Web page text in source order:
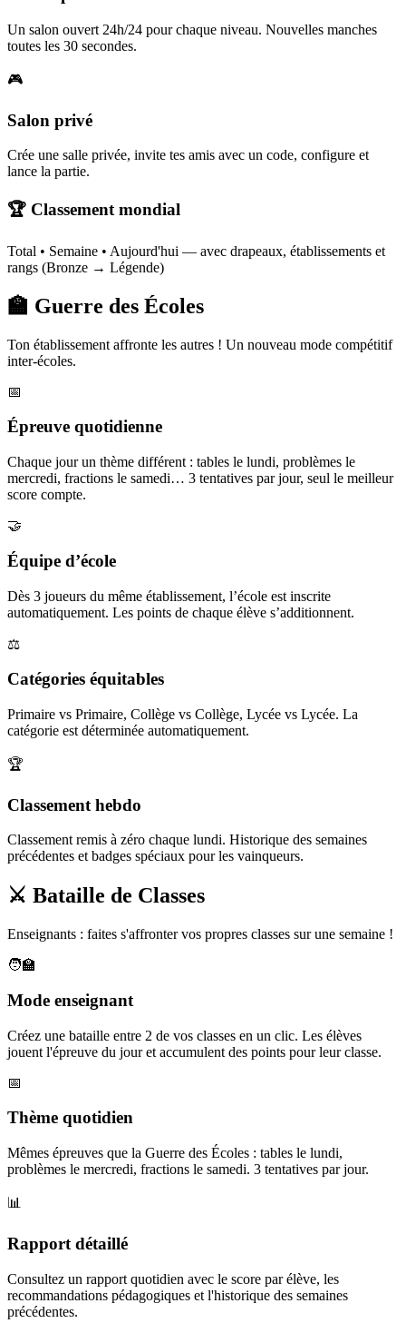
Un salon ouvert 24h/24 pour chaque niveau. Nouvelles manches
toutes les 30 secondes.
🎮
Salon privé
Crée une salle privée, invite tes amis avec un code, configure et
lance la partie.
🏆 Classement mondial
Total • Semaine • Aujourd'hui — avec drapeaux, établissements et
rangs (Bronze → Légende)
🏫 Guerre des Écoles
Ton établissement affronte les autres ! Un nouveau mode compétitif
inter-écoles.
📅
Épreuve quotidienne
Chaque jour un thème différent : tables le lundi, problèmes le
mercredi, fractions le samedi… 3 tentatives par jour, seul le meilleur
score compte.
🤝
Équipe d’école
Dès 3 joueurs du même établissement, l’école est inscrite
automatiquement. Les points de chaque élève s’additionnent.
⚖️
Catégories équitables
Primaire vs Primaire, Collège vs Collège, Lycée vs Lycée. La
catégorie est déterminée automatiquement.
🏆
Classement hebdo
Classement remis à zéro chaque lundi. Historique des semaines
précédentes et badges spéciaux pour les vainqueurs.
⚔️ Bataille de Classes
Enseignants : faites s'affronter vos propres classes sur une semaine !
🧑‍🏫
Mode enseignant
Créez une bataille entre 2 de vos classes en un clic. Les élèves
jouent l'épreuve du jour et accumulent des points pour leur classe.
📅
Thème quotidien
Mêmes épreuves que la Guerre des Écoles : tables le lundi,
problèmes le mercredi, fractions le samedi. 3 tentatives par jour.
📊
Rapport détaillé
Consultez un rapport quotidien avec le score par élève, les
recommandations pédagogiques et l'historique des semaines
précédentes.